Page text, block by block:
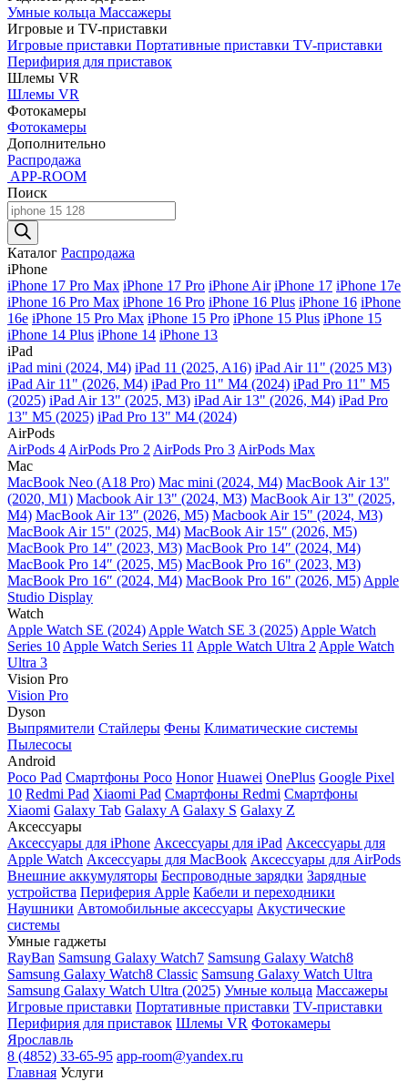
Умные кольца Массажеры
Игровые и TV-приставки
Игровые приставки Портативные приставки TV-приставки
Перифирия для приставок
Шлемы VR
Шлемы VR
Фотокамеры
Фотокамеры
Дополнительно
Распродажа
APP-ROOM
Поиск
Поиск
товаров
Каталог Распродажа
iPhone
iPhone 17 Pro Max iPhone 17 Pro iPhone Air iPhone 17 iPhone 17e
iPhone 16 Pro Max iPhone 16 Pro iPhone 16 Plus iPhone 16 iPhone
16e iPhone 15 Pro Max iPhone 15 Pro iPhone 15 Plus iPhone 15
iPhone 14 Plus iPhone 14 iPhone 13
iPad
iPad mini (2024, M4) iPad 11 (2025, A16) iPad Air 11" (2025 M3)
iPad Air 11" (2026, M4) iPad Pro 11" M4 (2024) iPad Pro 11" M5
(2025) iPad Air 13" (2025, M3) iPad Air 13" (2026, M4) iPad Pro
13" M5 (2025) iPad Pro 13" M4 (2024)
AirPods
AirPods 4 AirPods Pro 2 AirPods Pro 3 AirPods Max
Mac
MacBook Neo (A18 Pro) Mac mini (2024, M4) MacBook Air 13"
(2020, M1) Macbook Air 13" (2024, M3) MacBook Air 13" (2025,
M4) MacBook Air 13″ (2026, M5) Macbook Air 15" (2024, M3)
MacBook Air 15" (2025, M4) MacBook Air 15″ (2026, M5)
MacBook Pro 14" (2023, M3) MacBook Pro 14″ (2024, M4)
MacBook Pro 14″ (2025, M5) MacBook Pro 16" (2023, M3)
MacBook Pro 16″ (2024, M4) MacBook Pro 16" (2026, M5) Apple
Studio Display
Watch
Apple Watch SE (2024) Apple Watch SE 3 (2025) Apple Watch
Series 10 Apple Watch Series 11 Apple Watch Ultra 2 Apple Watch
Ultra 3
Vision Pro
Vision Pro
Dyson
Выпрямители Стайлеры Фены Климатические системы
Пылесосы
Android
Poco Pad Смартфоны Poco Honor Huawei OnePlus Google Pixel
10 Redmi Pad Xiaomi Pad Смартфоны Redmi Смартфоны
Xiaomi Galaxy Tab Galaxy A Galaxy S Galaxy Z
Аксессуары
Аксессуары для iPhone Аксессуары для iPad Аксессуары для
Apple Watch Аксессуары для MacBook Аксессуары для AirPods
Внешние аккумуляторы Беспроводные зарядки Зарядные
устройства Периферия Apple Кабели и переходники
Наушники Автомобильные аксессуары Акустические
системы
Умные гаджеты
RayBan Samsung Galaxy Watch7 Samsung Galaxy Watch8
Samsung Galaxy Watch8 Classic Samsung Galaxy Watch Ultra
Samsung Galaxy Watch Ultra (2025) Умные кольца Массажеры
Игровые приставки Портативные приставки TV-приставки
Перифирия для приставок Шлемы VR Фотокамеры
Ярославль
8 (4852) 33-65-95 app-room@yandex.ru
Главная Услуги